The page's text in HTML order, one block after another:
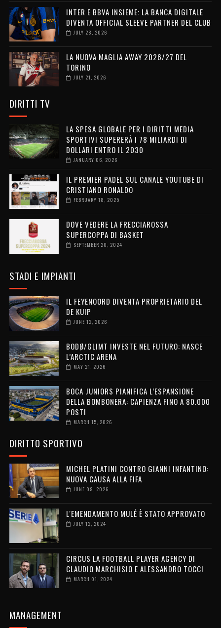
INTER E BBVA INSIEME: LA BANCA DIGITALE
DIVENTA OFFICIAL SLEEVE PARTNER DEL CLUB
JULY 28, 2026
LA NUOVA MAGLIA AWAY 2026/27 DEL
TORINO
JULY 21, 2026
DIRITTI TV
LA SPESA GLOBALE PER I DIRITTI MEDIA
SPORTIVI SUPERERÀ I 78 MILIARDI DI
DOLLARI ENTRO IL 2030
JANUARY 06, 2026
IL PREMIER PADEL SUL CANALE YOUTUBE DI
CRISTIANO RONALDO
FEBRUARY 18, 2025
DOVE VEDERE LA FRECCIAROSSA
SUPERCOPPA DI BASKET
SEPTEMBER 20, 2024
STADI E IMPIANTI
IL FEYENOORD DIVENTA PROPRIETARIO DEL
DE KUIP
JUNE 12, 2026
BODØ/GLIMT INVESTE NEL FUTURO: NASCE
L’ARCTIC ARENA
MAY 21, 2026
BOCA JUNIORS PIANIFICA L’ESPANSIONE
DELLA BOMBONERA: CAPIENZA FINO A 80.000
POSTI
MARCH 15, 2026
DIRITTO SPORTIVO
MICHEL PLATINI CONTRO GIANNI INFANTINO:
NUOVA CAUSA ALLA FIFA
JUNE 09, 2026
L'EMENDAMENTO MULÉ È STATO APPROVATO
JULY 12, 2024
CIRCUS LA FOOTBALL PLAYER AGENCY DI
CLAUDIO MARCHISIO E ALESSANDRO TOCCI
MARCH 01, 2024
MANAGEMENT